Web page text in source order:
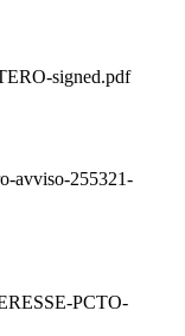
signed.pdf
avviso-255321-
PCTO-